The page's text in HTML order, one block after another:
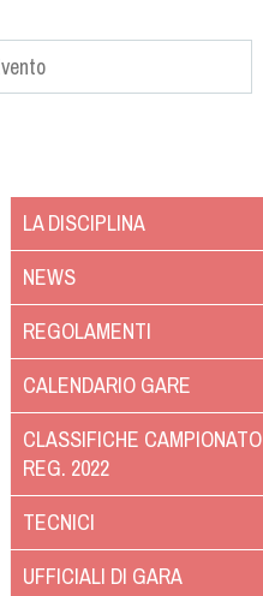
LA DISCIPLINA
NEWS
REGOLAMENTI
CALENDARIO GARE
CLASSIFICHE CAMPIONATO
REG. 2022
TECNICI
UFFICIALI DI GARA